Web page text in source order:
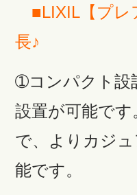
■LIXIL【プレ
長♪
➀コンパクト設
設置が可能で
で、よりカジ
能です。